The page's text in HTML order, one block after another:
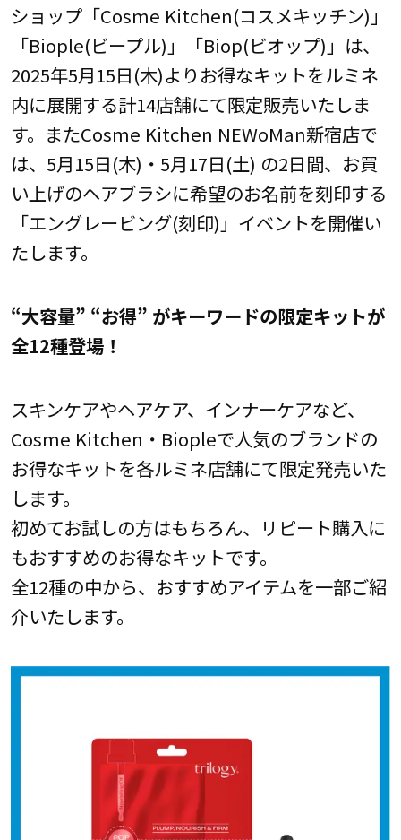
ショップ「Cosme Kitchen(コスメキッチン)」
「Biople(ビープル)」「Biop(ビオップ)」は、
2025年5月15日(木)よりお得なキットをルミネ
内に展開する計14店舗にて限定販売いたしま
す。またCosme Kitchen NEWoMan新宿店で
は、5月15日(木)・5月17日(土) の2日間、お買
い上げのヘアブラシに希望のお名前を刻印する
「エングレービング(刻印)」イベントを開催い
たします。
“大容量” “お得” がキーワードの限定キットが
全12種登場！
スキンケアやヘアケア、インナーケアなど、
Cosme Kitchen・Biopleで人気のブランドの
お得なキットを各ルミネ店舗にて限定発売いた
します。
初めてお試しの方はもちろん、リピート購入に
もおすすめのお得なキットです。
全12種の中から、おすすめアイテムを一部ご紹
介いたします。